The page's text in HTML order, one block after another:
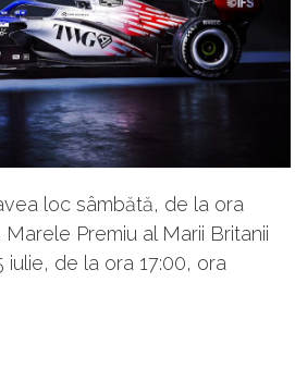
loc sâmbătă, de la ora
Marele Premiu al Marii Britanii
de la ora 17:00, ora